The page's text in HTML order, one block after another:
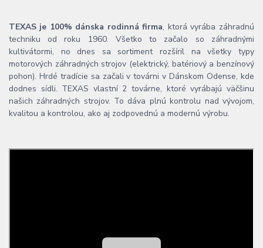
TEXAS je 100% dánska rodinná firma, ktorá vyrába záhradnú
techniku od roku 1960. Všetko to začalo so záhradnými
kultivátormi, no dnes sa sortiment rozšíril na všetky typy
motorových záhradných strojov (elektrický, batériový a benzínový
pohon). Hrdé tradície sa začali v továrni v Dánskom Odense, kde
dodnes sídli. TEXAS vlastní 2 továrne, ktoré vyrábajú väčšinu
našich záhradných strojov. To dáva plnú kontrolu nad vývojom,
kvalitou a kontrolou, ako aj zodpovednú a modernú výrobu.